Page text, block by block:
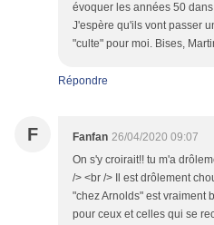
évoquer les années 50
J'espère qu'ils vont passer
"culte" pour moi. Bises,
Répondre
F Fanfan 26/04/2020 09:07
On s'y croirait!! tu m'a
/> <br /> Il est drôlement
"chez Arnolds" est vraiment
pour ceux et celles qui se